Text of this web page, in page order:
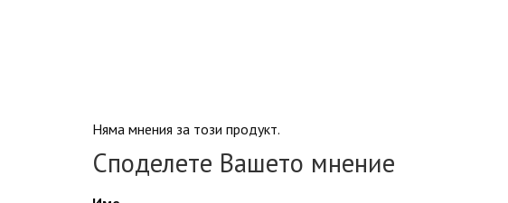
Няма мнения за този продукт.
Споделете Вашето мнение